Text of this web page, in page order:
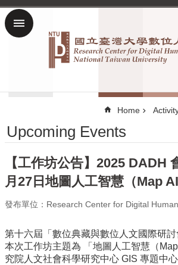
Skip to main content
NTU
導
覽
雙
詞
彙
News
About
Home
Upcoming Events
【工作坊公告】2025 DADH
月27日地圖人工智慧（Map AI
發布單位：Research Center for Digital
第十六屆「數位典藏與數位人文國際研討
本次工作坊主題為 「地圖人工智慧（
究院人文社會科學研究中心 GIS 專題中心